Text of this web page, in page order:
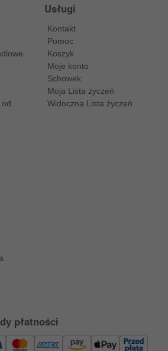
Usługi
Kontakt
Pomoc
Koszyk
Moje konto
Schowek
Moja Lista życzeń
Widoczna Lista życzeń
płatności